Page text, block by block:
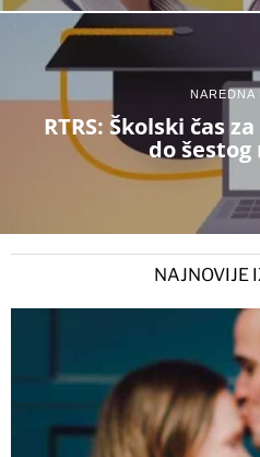
NAREDNA
RTRS: Školski čas
do šestog
NAJNOVIJE